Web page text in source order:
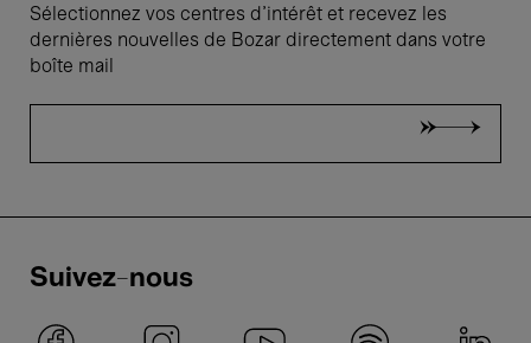
Sélectionnez vos centres d'intérêt et recevez les
dernières nouvelles de Bozar directement dans votre
boîte mail
Suivez-nous